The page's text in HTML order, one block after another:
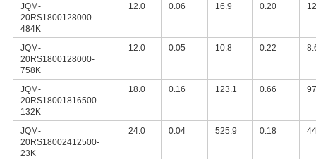
JQM-
20RS1800128000-
484K
12.0 0.06 16.9 0.20
JQM-
20RS1800128000-
758K
12.0 0.05 10.8 0.22
JQM-
20RS18001816500-
132K
18.0 0.16 123.1 0.66
JQM-
20RS18002412500-
23K
24.0 0.04 525.9 0.18